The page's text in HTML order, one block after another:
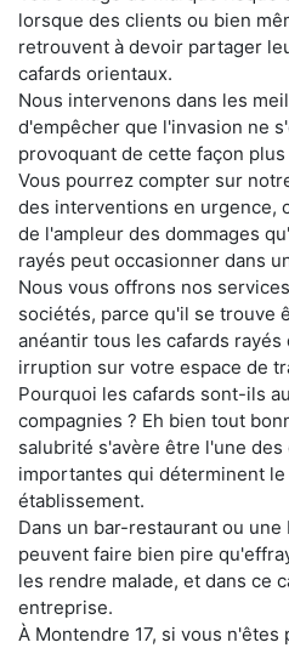
lorsque des clients ou bien
retrouvent à devoir partager
cafards orientaux.
Nous intervenons dans les
d'empêcher que l'invasion ne
provoquant de cette façon
Vous pourrez compter sur
des interventions en urgence,
de l'ampleur des dommages
rayés peut occasionner dans
Nous vous offrons nos
sociétés, parce qu'il se trouve
anéantir tous les cafards
irruption sur votre espace de
Pourquoi les cafards sont-ils
compagnies ? Eh bien tout
salubrité s'avère être l'une
importantes qui déterminent
établissement.
Dans un bar-restaurant ou
peuvent faire bien pire
les rendre malade, et dans ce
entreprise.
À Montendre 17, si vous n'êtes